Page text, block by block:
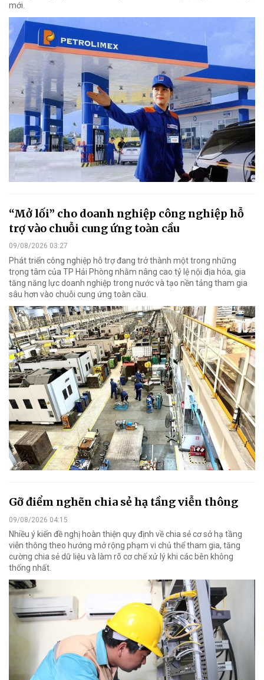
mới.
“Mở lối” cho doanh nghiệp công nghiệp hỗ
trợ vào chuỗi cung ứng toàn cầu
09/08/2026 03:27
Phát triển công nghiệp hỗ trợ đang trở thành một trong những
trọng tâm của TP Hải Phòng nhằm nâng cao tỷ lệ nội địa hóa, gia
tăng năng lực doanh nghiệp trong nước và tạo nền tảng tham gia
sâu hơn vào chuỗi cung ứng toàn cầu.
Gỡ điểm nghẽn chia sẻ hạ tầng viễn thông
09/08/2026 04:15
Nhiều ý kiến đề nghị hoàn thiện quy định về chia sẻ cơ sở hạ tầng
viễn thông theo hướng mở rộng phạm vi chủ thể tham gia, tăng
cường chia sẻ dữ liệu và làm rõ cơ chế xử lý khi các bên không
thống nhất.